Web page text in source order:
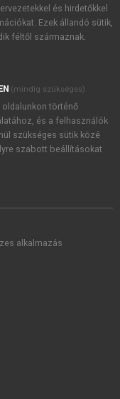
akcióiról.
újdonságairól,
tudomásul
a szotar.netés a
foglaltakat
és hirdetőkkel
Ezek állandó sütik,
féltől származnak.
(mindig szükséges)
oldalunkon történő
és a felhasználók
szükséges sütik közé
szabott beállításokat
alkalmazás